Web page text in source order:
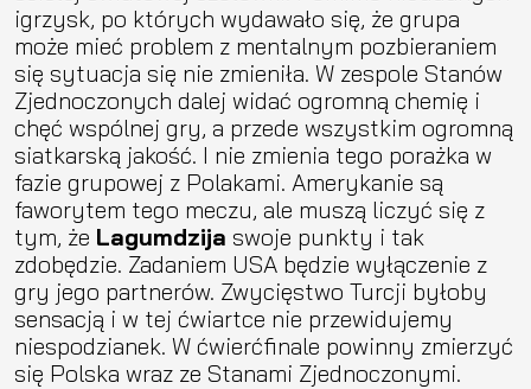
igrzysk, po których wydawało się, że grupa
może mieć problem z mentalnym pozbieraniem
się sytuacja się nie zmieniła. W zespole Stanów
Zjednoczonych dalej widać ogromną chemię i
chęć wspólnej gry, a przede wszystkim ogromną
siatkarską jakość. I nie zmienia tego porażka w
fazie grupowej z Polakami. Amerykanie są
faworytem tego meczu, ale muszą liczyć się z
tym, że Lagumdzija swoje punkty i tak
zdobędzie. Zadaniem USA będzie wyłączenie z
gry jego partnerów. Zwycięstwo Turcji byłoby
sensacją i w tej ćwiartce nie przewidujemy
niespodzianek. W ćwierćfinale powinny zmierzyć
się Polska wraz ze Stanami Zjednoczonymi.